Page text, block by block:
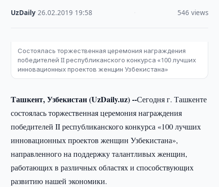
UzDaily ·26.02.2019 19:58 546 views
Состоялась торжественная церемония награждения
победителей II республиканского конкурса «100 лучших
инновационных проектов женщин Узбекистана»
Ташкент, Узбекистан (UzDaily.uz) --Сегодня г. Ташкенте
состоялась торжественная церемония награждения
победителей II республиканского конкурса «100 лучших
инновационных проектов женщин Узбекистана»,
направленного на поддержку талантливых женщин,
работающих в различных областях и способствующих
развитию нашей экономики.